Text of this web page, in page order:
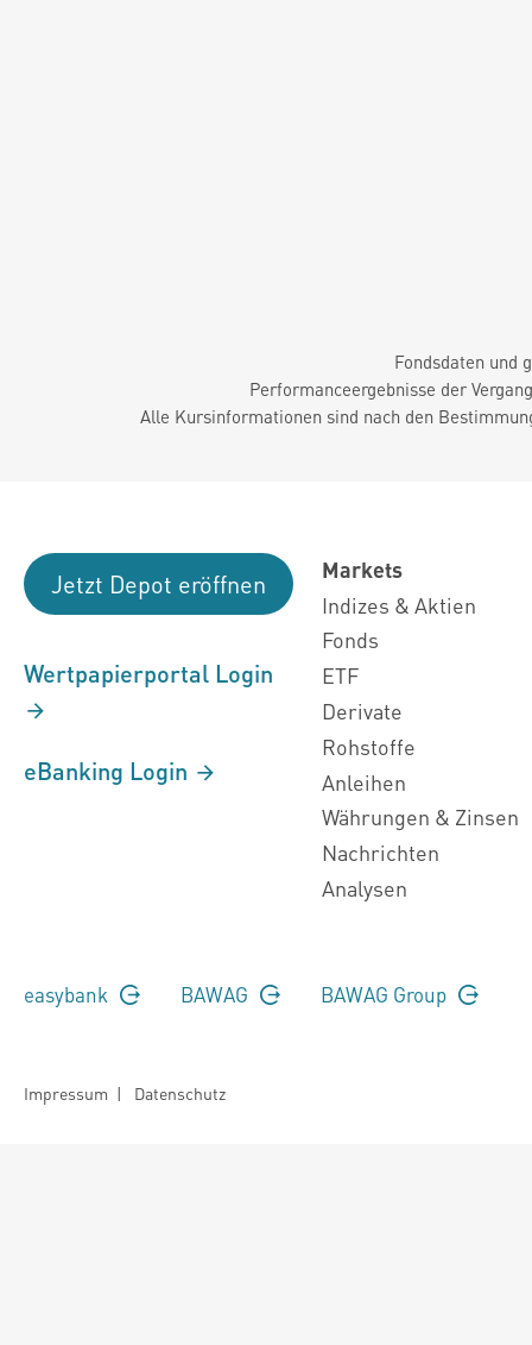
Fondsdaten und
Performanceergebnisse der
Alle Kursinformationen sind nach den
Jetzt Depot eröffnen
Wertpapierportal Login
eBanking Login
Markets
Indizes & Aktien
Fonds
ETF
Derivate
Rohstoffe
Anleihen
Währungen & Zinsen
Nachrichten
Analysen
easybank BAWAG BAWAG Group
Impressum | Datenschutz